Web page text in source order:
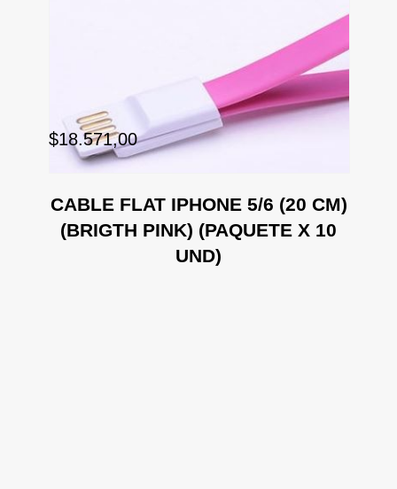
CABLE FLAT IPHONE 5/6 (20 CM)
(BRIGTH PINK) (PAQUETE X 10
UND)
$18.571,00